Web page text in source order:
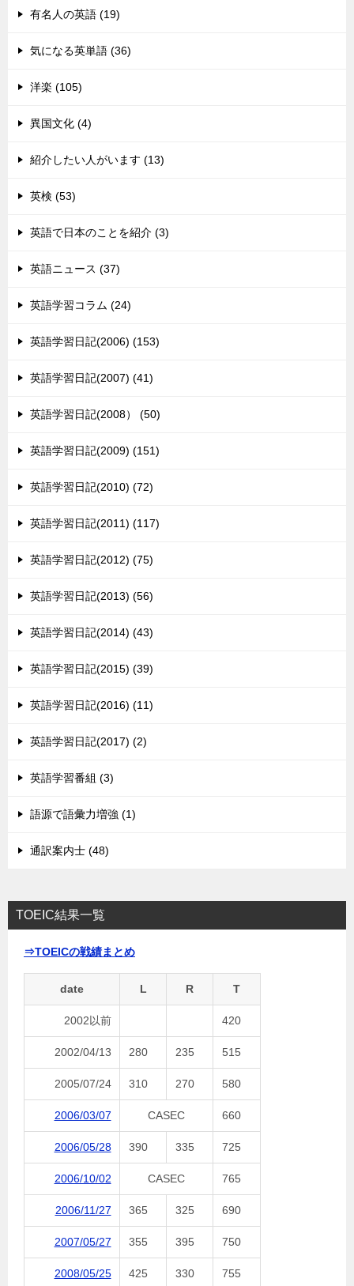
有名人の英語 (19)
気になる英単語 (36)
洋楽 (105)
異国文化 (4)
紹介したい人がいます (13)
英検 (53)
英語で日本のことを紹介 (3)
英語ニュース (37)
英語学習コラム (24)
英語学習日記(2006) (153)
英語学習日記(2007) (41)
英語学習日記(2008） (50)
英語学習日記(2009) (151)
英語学習日記(2010) (72)
英語学習日記(2011) (117)
英語学習日記(2012) (75)
英語学習日記(2013) (56)
英語学習日記(2014) (43)
英語学習日記(2015) (39)
英語学習日記(2016) (11)
英語学習日記(2017) (2)
英語学習番組 (3)
語源で語彙力増強 (1)
通訳案内士 (48)
TOEIC結果一覧
⇒TOEICの戦績まとめ
date L R T
2002以前 420
2002/04/13 280 235 515
2005/07/24 310 270 580
2006/03/07 CASEC 660
2006/05/28 390 335 725
2006/10/02 CASEC 765
2006/11/27 365 325 690
2007/05/27 355 395 750
2008/05/25 425 330 755